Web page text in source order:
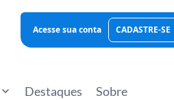
Acesse sua conta CADASTRE-SE
Destaques Sobre